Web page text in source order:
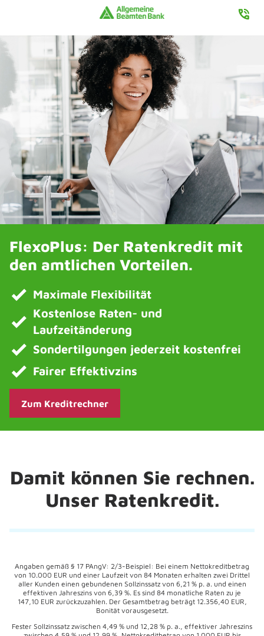
FlexoPlus: Der Ratenkredit mit
den amtlichen Vorteilen.
Maximale Flexibilität
Kostenlose Raten- und
Laufzeitänderung
Sondertilgungen jederzeit kostenfrei
Fairer Effektivzins
Zum Kreditrechner
Damit können Sie rechnen.
Unser Ratenkredit.
Angaben gemäß § 17 PAngV: 2/3-Beispiel: Bei einem Nettokreditbetrag
von 10.000 EUR und einer Laufzeit von 84 Monaten erhalten zwei Drittel
aller Kunden einen gebundenen Sollzinssatz von 6,21 % p. a. und einen
effektiven Jahreszins von 6,39 %. Es sind 84 monatliche Raten zu je
147,10 EUR zurückzuzahlen. Der Gesamtbetrag beträgt 12.356,40 EUR,
Bonität vorausgesetzt.
Fester Sollzinssatz zwischen 4,49 % und 12,28 % p. a., effektiver Jahreszins